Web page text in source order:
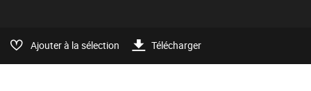
Ajouter à la sélection Télécharger